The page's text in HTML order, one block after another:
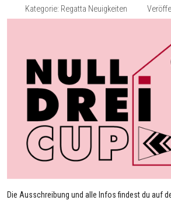
Kategorie: Regatta Neuigkeiten
Die Ausschreibung und alle Infos findest du auf